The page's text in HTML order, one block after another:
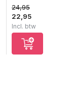
24,95
22,95
Incl. btw